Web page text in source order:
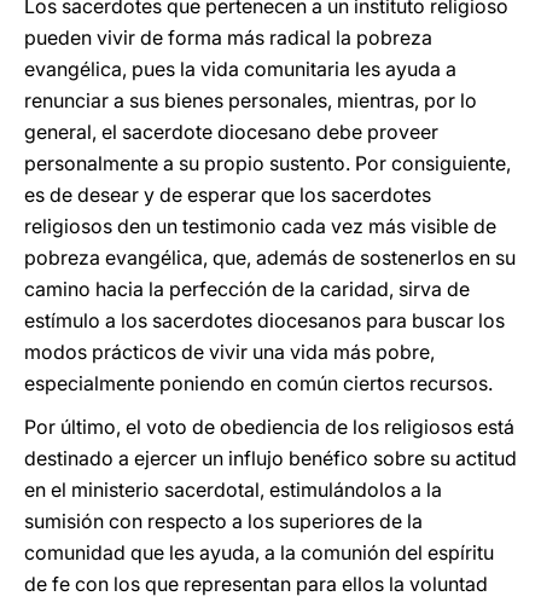
Los sacerdotes que pertenecen a un instituto religioso
pueden vivir de forma más radical la pobreza
evangélica, pues la vida comunitaria les ayuda a
renunciar a sus bienes personales, mientras, por lo
general, el sacerdote diocesano debe proveer
personalmente a su propio sustento. Por consiguiente,
es de desear y de esperar que los sacerdotes
religiosos den un testimonio cada vez más visible de
pobreza evangélica, que, además de sostenerlos en su
camino hacia la perfección de la caridad, sirva de
estímulo a los sacerdotes diocesanos para buscar los
modos prácticos de vivir una vida más pobre,
especialmente poniendo en común ciertos recursos.
Por último, el voto de obediencia de los religiosos está
destinado a ejercer un influjo benéfico sobre su actitud
en el ministerio sacerdotal, estimulándolos a la
sumisión con respecto a los superiores de la
comunidad que les ayuda, a la comunión del espíritu
de fe con los que representan para ellos la voluntad